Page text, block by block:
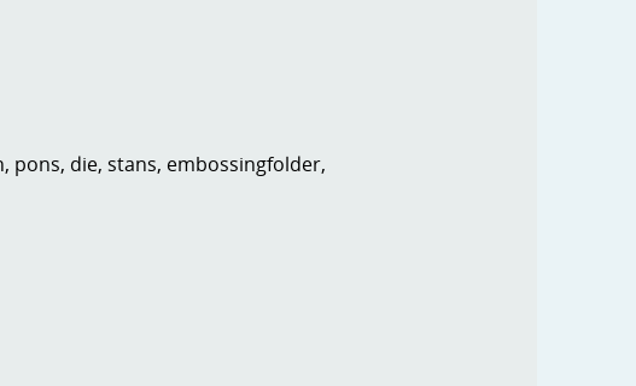
pons, die, stans, embossingfolder,